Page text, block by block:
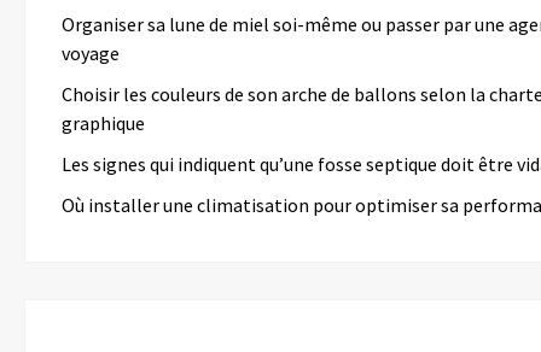
Organiser sa lune de miel soi-même ou passer par une
voyage
Choisir les couleurs de son arche de ballons selon la
graphique
Les signes qui indiquent qu’une fosse septique doit être
Où installer une climatisation pour optimiser sa